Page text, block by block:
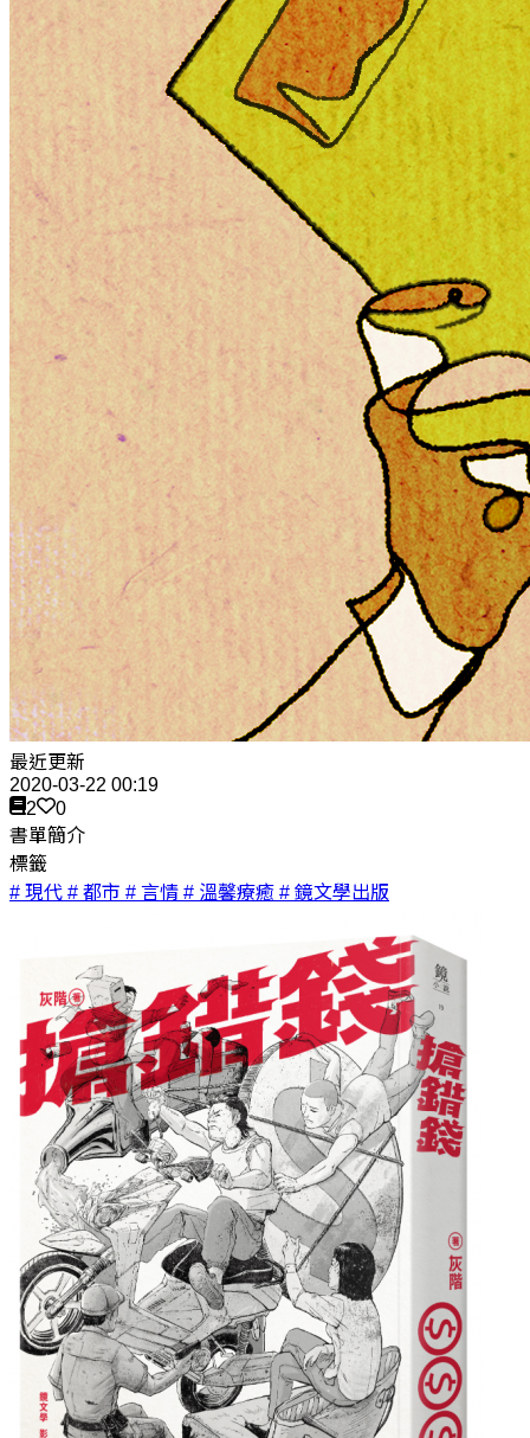
最近更新
2020-03-22 00:19
2
0
書單簡介
標籤
# 現代 # 都市 # 言情 # 溫馨療癒 # 鏡文學出版